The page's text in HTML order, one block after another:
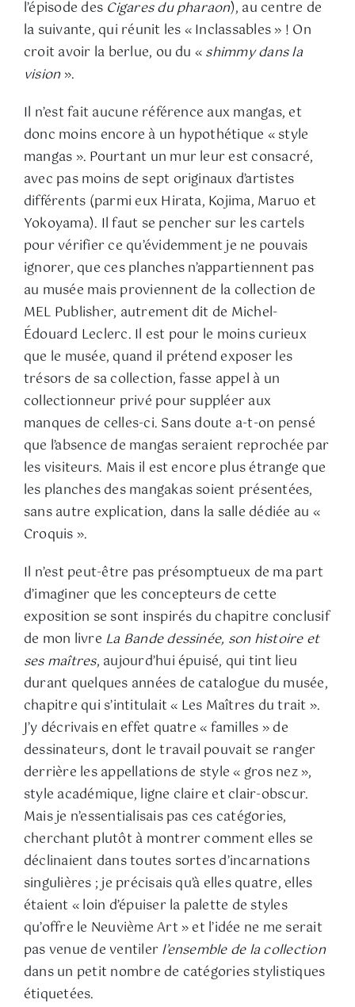
l’épisode des Cigares du pharaon), au centre de
la suivante, qui réunit les « Inclassables » ! On
croit avoir la berlue, ou du «shimmy dans la
vision».
Il n’est fait aucune référence aux mangas, et
donc moins encore à un hypothétique « style
mangas ». Pourtant un mur leur est consacré,
avec pas moins de sept originaux d’artistes
différents (parmi eux Hirata, Kojima, Maruo et
Yokoyama). Il faut se pencher sur les cartels
pour vérifier ce qu’évidemment je ne pouvais
ignorer, que ces planches n’appartiennent pas
au musée mais proviennent de la collection de
MEL Publisher, autrement dit de Michel-
Édouard Leclerc. Il est pour le moins curieux
que le musée, quand il prétend exposer les
trésors de sa collection, fasse appel à un
collectionneur privé pour suppléer aux
manques de celles-ci. Sans doute a-t-on pensé
que l’absence de mangas seraient reprochée par
les visiteurs. Mais il est encore plus étrange que
les planches des mangakas soient présentées,
sans autre explication, dans la salle dédiée au «
Croquis ».
Il n’est peut-être pas présomptueux de ma part
d’imaginer que les concepteurs de cette
exposition se sont inspirés du chapitre conclusif
de mon livre La Bande dessinée, son histoire et
ses maîtres, aujourd’hui épuisé, qui tint lieu
durant quelques années de catalogue du musée,
chapitre qui s’intitulait « Les Maîtres du trait ».
J’y décrivais en effet quatre « familles » de
dessinateurs, dont le travail pouvait se ranger
derrière les appellations de style « gros nez »,
style académique, ligne claire et clair-obscur.
Mais je n’essentialisais pas ces catégories,
cherchant plutôt à montrer comment elles se
déclinaient dans toutes sortes d’incarnations
singulières ; je précisais qu’à elles quatre, elles
étaient « loin d’épuiser la palette de styles
qu’offre le Neuvième Art » et l’idée ne me serait
pas venue de ventilerl’ensemble de la collection
dans un petit nombre de catégories stylistiques
étiquetées.